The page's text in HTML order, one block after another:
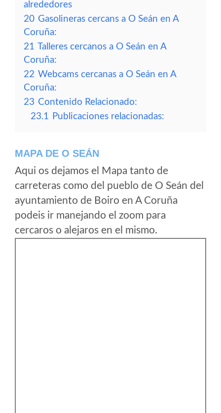
alrededores
20 Gasolineras cercans a O Seán en A
Coruña:
21 Talleres cercanos a O Seán en A
Coruña:
22 Webcams cercanas a O Seán en A
Coruña:
23 Contenido Relacionado:
23.1 Publicaciones relacionadas:
MAPA DE O SEÁN
Aqui os dejamos el Mapa tanto de
carreteras como del pueblo de O Seán del
ayuntamiento de Boiro en A Coruña
podeis ir manejando el zoom para
cercaros o alejaros en el mismo.